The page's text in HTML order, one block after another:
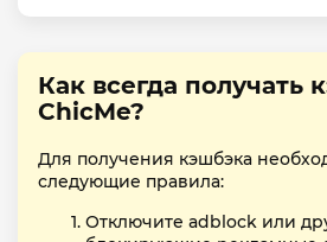
Как всегда получать
ChicMe?
Для получения кэшбэка
следующие правила:
Отключите adblock или